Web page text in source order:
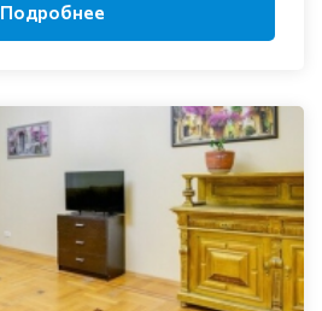
Подробнее